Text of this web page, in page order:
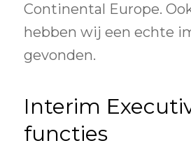
Continental Europe.
hebben wij een echte
gevonden.
Interim
functies